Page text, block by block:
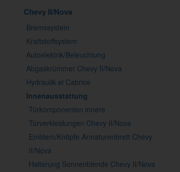
Chevy II/Nova
Bremssystem
Kraftstoffsystem
Autoelektrik/Beleuchtung
Abgaskrümmer Chevy II/Nova
Hydraulik el Cabrios
Innenausstattung
Türkomponenten innere
Türverkleidungen Chevy II/Nova
Emblem/Knöpfe Armaturenbrett Chevy
II/Nova
Halterung Sonnenblende Chevy II/Nova